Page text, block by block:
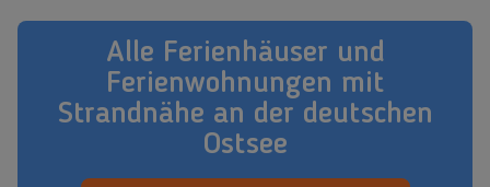
Alle Ferienhäuser und
Ferienwohnungen mit
Strandnähe an der deutschen
Ostsee